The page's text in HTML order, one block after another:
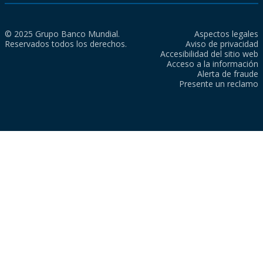
© 2025 Grupo Banco Mundial.
Reservados todos los derechos.
Aspectos legales
Aviso de privacidad
Accesibilidad del sitio web
Acceso a la información
Alerta de fraude
Presente un reclamo